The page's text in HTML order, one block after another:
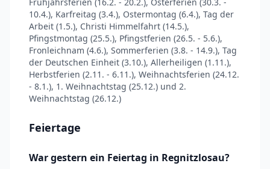
10.4.), Karfreitag (3.4.), Ostermontag (6.4.), Tag der
Arbeit (1.5.), Christi Himmelfahrt (14.5.),
Pfingstmontag (25.5.), Pfingstferien (26.5. - 5.6.),
Fronleichnam (4.6.), Sommerferien (3.8. - 14.9.), Tag
der Deutschen Einheit (3.10.), Allerheiligen (1.11.),
Herbstferien (2.11. - 6.11.), Weihnachtsferien (24.12.
- 8.1.), 1. Weihnachtstag (25.12.) und 2.
Weihnachtstag (26.12.)
Feiertage
War gestern ein Feiertag in Regnitzlosau?